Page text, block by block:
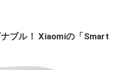
ブル！ Xiaomiの「Smart